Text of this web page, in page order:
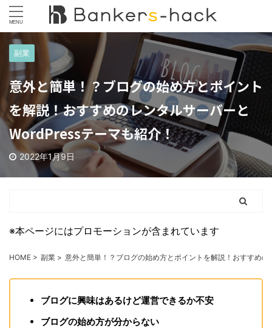
副業
意外と簡単！？ブログの始め方とポイント
を解説！おすすめのレンタルサーバーと
WordPressテーマも紹介！
2022年1月9日
※本ページにはプロモーションが含まれています
HOME > 副業 > 意外と簡単！？ブログの始め方とポイントを解説！おすすめ
ブログに興味はあるけど運営できるか不安
ブログの始め方が分からない